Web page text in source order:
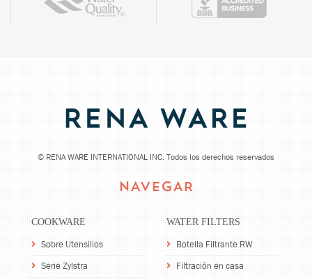
© RENA WARE INTERNATIONAL INC. Todos los derechos reservados
NAVEGAR
COOKWARE
Sobre Utensilios
Serie Zylstra
WATER FILTERS
Botella Filtrante RW
Filtración en casa